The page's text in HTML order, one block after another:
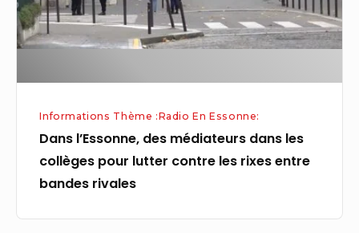
collèges
pour
rixes
entre
bandes
rivales
Informations Thème :Radio En Essonne:
Dans l’Essonne, des médiateurs dans les
collèges pour lutter contre les rixes entre
bandes rivales